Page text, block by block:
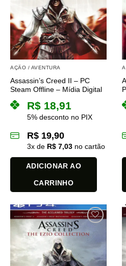
AÇÃO / AVENTURA
Assassin’s Creed II – PC
Steam Offline – Mídia Digital
R$ 18,91
5% desconto no PIX
R$ 19,90
3x de R$ 7,03 no cartão
ADICIONAR AO
CARRINHO